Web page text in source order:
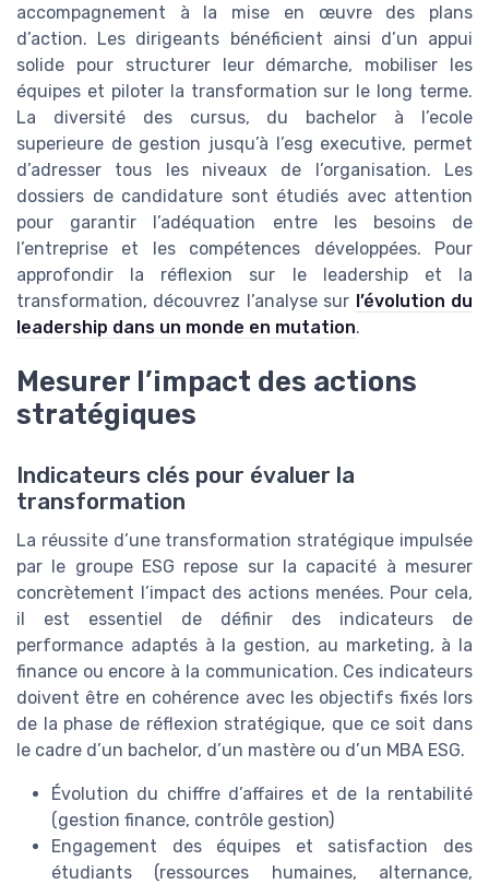
accompagnement à la mise en œuvre des plans
d’action. Les dirigeants bénéficient ainsi d’un appui
solide pour structurer leur démarche, mobiliser les
équipes et piloter la transformation sur le long terme.
La diversité des cursus, du bachelor à l’ecole
superieure de gestion jusqu’à l’esg executive, permet
d’adresser tous les niveaux de l’organisation. Les
dossiers de candidature sont étudiés avec attention
pour garantir l’adéquation entre les besoins de
l’entreprise et les compétences développées. Pour
approfondir la réflexion sur le leadership et la
transformation, découvrez l’analyse sur l’évolution du
leadership dans un monde en mutation.
Mesurer l’impact des actions
stratégiques
Indicateurs clés pour évaluer la
transformation
La réussite d’une transformation stratégique impulsée
par le groupe ESG repose sur la capacité à mesurer
concrètement l’impact des actions menées. Pour cela,
il est essentiel de définir des indicateurs de
performance adaptés à la gestion, au marketing, à la
finance ou encore à la communication. Ces indicateurs
doivent être en cohérence avec les objectifs fixés lors
de la phase de réflexion stratégique, que ce soit dans
le cadre d’un bachelor, d’un mastère ou d’un MBA ESG.
Évolution du chiffre d’affaires et de la rentabilité
(gestion finance, contrôle gestion)
Engagement des équipes et satisfaction des
étudiants (ressources humaines, alternance,